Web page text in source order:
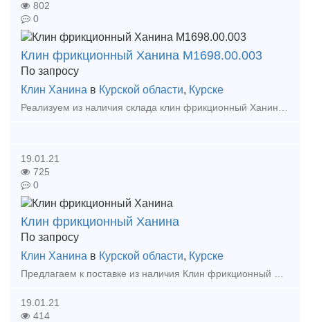
802
0
Клин фрикционный Ханина М1698.00.003
По запросу
Клин Ханина в Курской области, Курске
Реализуем из наличия склада клин фрикционный Ханина М1698.00.003. Новый, сопровождается документами качества от производителя. В наличии также широкий ассортимент запчастей грузовых вагонов, к
19.01.21
725
0
Клин фрикционный Ханина
По запросу
Клин Ханина в Курской области, Курске
19.01.21
414